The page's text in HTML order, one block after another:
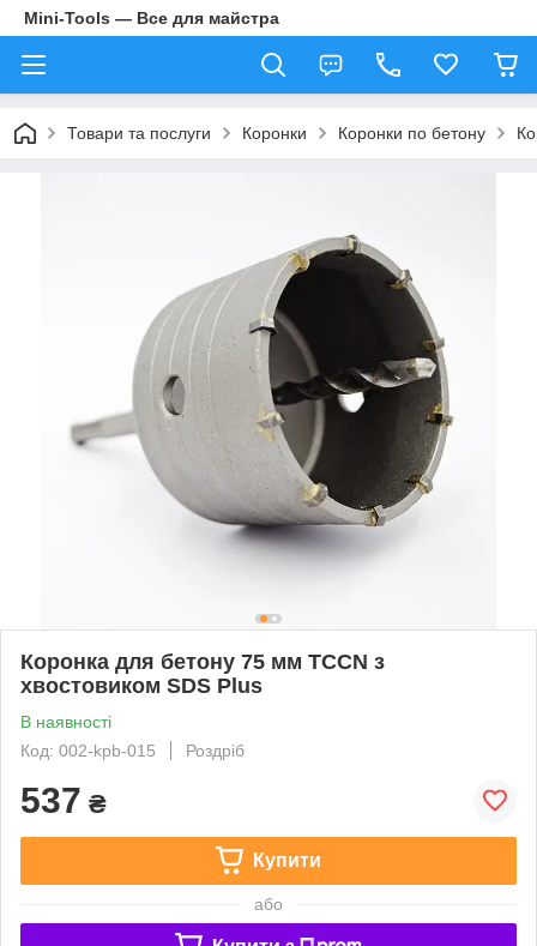
Mini-Tools — Все для майстра
Товари та послуги Коронки Коронки по бетону
Коронка для бетону 75 мм TCCN з
хвостовиком SDS Plus
В наявності
Код: 002-kpb-015
Роздріб
537 ₴
Купити
або